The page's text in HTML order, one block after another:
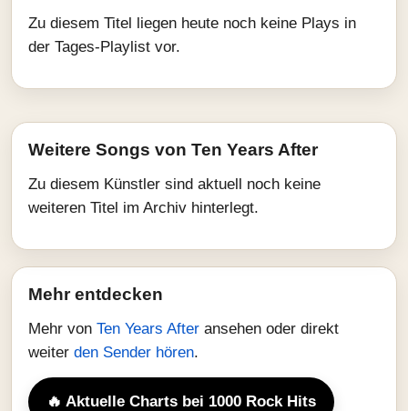
Zu diesem Titel liegen heute noch keine Plays in
der Tages-Playlist vor.
Weitere Songs von Ten Years After
Zu diesem Künstler sind aktuell noch keine
weiteren Titel im Archiv hinterlegt.
Mehr entdecken
Mehr von Ten Years After ansehen oder direkt
weiter den Sender hören.
🔥 Aktuelle Charts bei 1000 Rock Hits